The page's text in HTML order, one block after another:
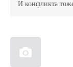
И конфликта